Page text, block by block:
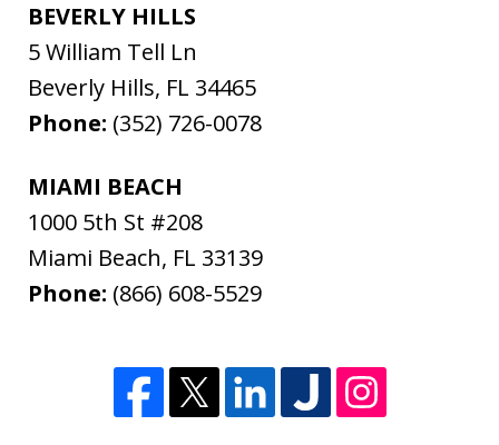
BEVERLY HILLS
5 William Tell Ln
Beverly Hills, FL 34465
Phone: (352) 726-0078
MIAMI BEACH
1000 5th St #208
Miami Beach, FL 33139
Phone: (866) 608-5529